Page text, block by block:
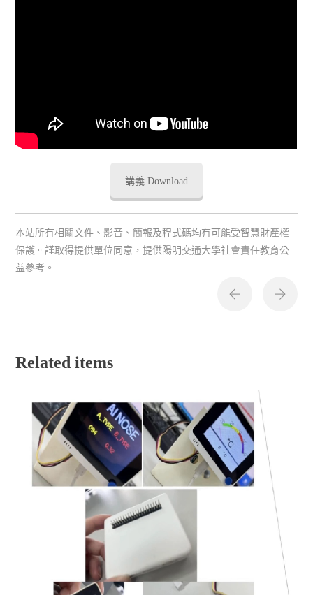
講義 Download
本站所有相關文件、影音、簡報及程式碼均有可能受智慧財產權
保護。謹取得提供單位同意，提供陽明交通大學社會責任教育公
益參考。
Related items